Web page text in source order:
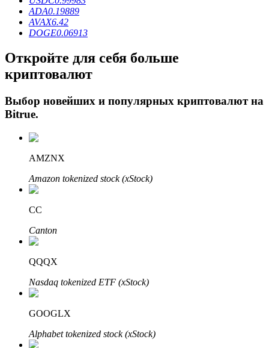
Авто Инвест
Получите долгосрочную прибыль и гибкие проценты
Изучите стейкинг
Узнайте о пассивном доходе
ADA0.19889
AVAX6.42
DOGE0.06913
Откройте для себя больше
криптовалют
Выбор новейших и популярных криптовалют на
Bitrue.
AMZNX
Amazon tokenized stock (xStock)
CC
Canton
QQQX
Nasdaq tokenized ETF (xStock)
GOOGLX
Alphabet tokenized stock (xStock)